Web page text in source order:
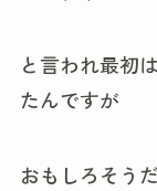
と言われ最初
たんですが
おもしろそう